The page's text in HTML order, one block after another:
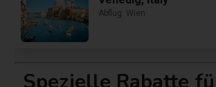
Abflug: Wien